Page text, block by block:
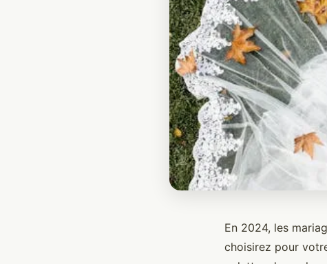
En 2024, les
choisirez pour